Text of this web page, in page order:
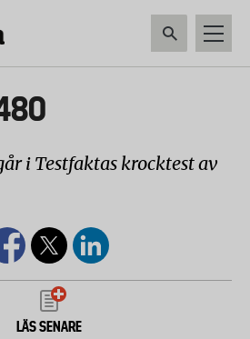
i Testfaktas krocktest av
LÄS SENARE